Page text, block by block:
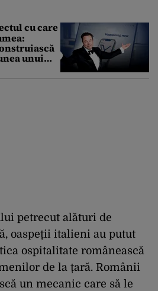
cu care
unui
petrecut alături de
oaspeții italieni au putut
ospitalitate românească
de la țară. Românii
un mecanic care să le